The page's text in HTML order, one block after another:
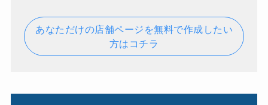
あなただけの店舗ページを無料で作成したい
方はコチラ